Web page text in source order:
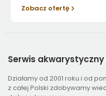
Zobacz ofertę
Serwis akwarystyczny
Działamy od 2001 roku i od
z całej Polski zdobywamy